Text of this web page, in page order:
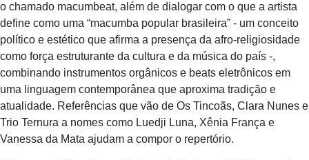
o chamado macumbeat, além de dialogar com o que a artista
define como uma “macumba popular brasileira” - um conceito
político e estético que afirma a presença da afro-religiosidade
como força estruturante da cultura e da música do país -,
combinando instrumentos orgânicos e beats eletrônicos em
uma linguagem contemporânea que aproxima tradição e
atualidade. Referências que vão de Os Tincoãs, Clara Nunes e
Trio Ternura a nomes como Luedji Luna, Xênia França e
Vanessa da Mata ajudam a compor o repertório.